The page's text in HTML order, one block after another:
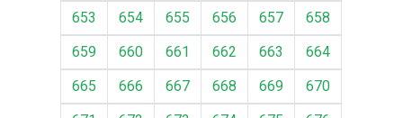
653
654 655 656 657
658
659
660 661 662 663
664
665
666 667 668 669
670